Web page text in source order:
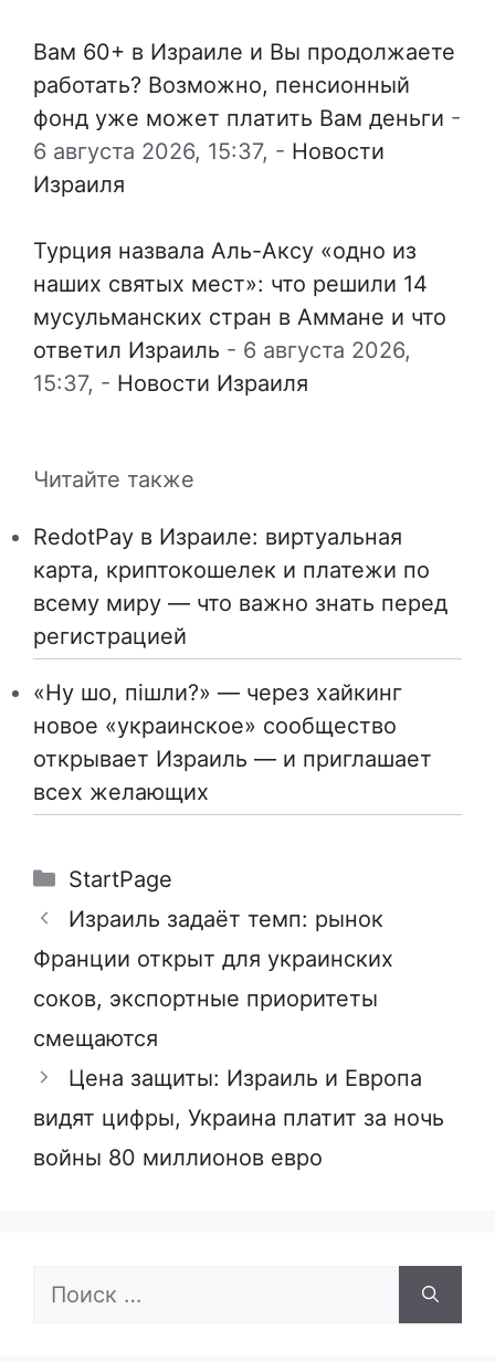
Вам 60+ в Израиле и Вы продолжаете
работать? Возможно, пенсионный
фонд уже может платить Вам деньги -
6 августа 2026, 15:37, - Новости
Израиля
Турция назвала Аль-Аксу «одно из
наших святых мест»: что решили 14
мусульманских стран в Аммане и что
ответил Израиль - 6 августа 2026,
15:37, - Новости Израиля
Читайте также
RedotPay в Израиле: виртуальная
карта, криптокошелек и платежи по
всему миру — что важно знать перед
регистрацией
«Ну шо, пішли?» — через хайкинг
новое «украинское» сообщество
открывает Израиль — и приглашает
всех желающих
Рубрики
StartPage
Израиль задаёт темп: рынок
Франции открыт для украинских
соков, экспортные приоритеты
смещаются
Цена защиты: Израиль и Европа
видят цифры, Украина платит за ночь
войны 80 миллионов евро
Поиск: